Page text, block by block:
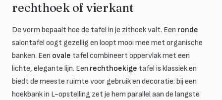
rechthoek of vierkant
De vorm bepaalt hoe de tafel in je zithoek valt. Een ronde
salontafel oogt gezellig en loopt mooi mee met organische
banken. Een ovale tafel combineert oppervlak met een
lichte, elegante lijn. Een rechthoekige tafel is klassiek en
biedt de meeste ruimte voor gebruik en decoratie: bij een
hoekbank in L-opstelling zet je hem parallel aan de langste